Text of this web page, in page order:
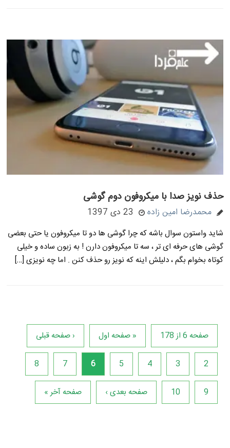
حذف نویز صدا با میکروفون دوم گوشی
محمدرضا امین زاده 23 دی 1397
شاید واستون سوال باشه که چرا گوشی ها دو تا میکروفون یا حتی بعضی
گوشی های حرفه ای تر ، سه تا میکروفون دارن ! به زبون ساده و خیلی
کوتاه بخوام بگم ، دلیلش اینه که نویز رو حذف کنن . اما چه نویزی […]
صفحه 6 از 178 « صفحه اول ‹ صفحه قبلی
2
3
4
5
6
7
8
9
10 صفحه بعدی › صفحه آخر »